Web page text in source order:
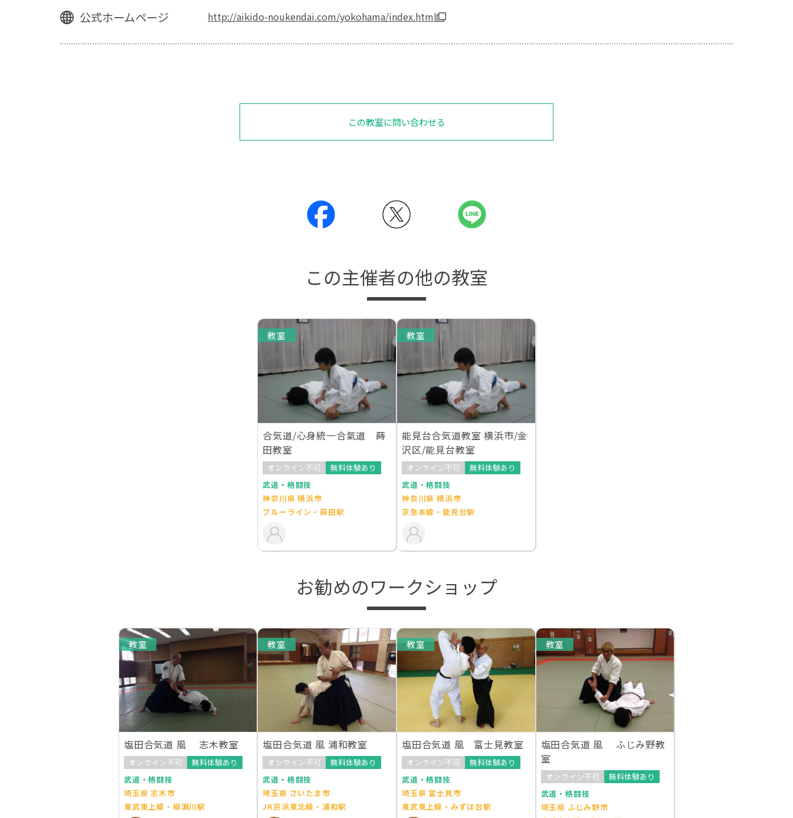
公式ホームページ http://aikido-noukendai.com/yokohama/index.html
この教室に問い合わせる
この主催者の他の教室
教室
合気道/心身統一合氣道 蒔
田教室
オンライン不可
無料体験あり
武道・格闘技
神奈川県 横浜市
ブルーライン・蒔田駅
教室
能見台合気道教室 横浜市/金
沢区/能見台教室
オンライン不可
無料体験あり
武道・格闘技
神奈川県 横浜市
京急本線・能見台駅
お勧めのワークショップ
教室
塩田合気道 風 志木教室
オンライン不可
無料体験あり
武道・格闘技
埼玉県 志木市
東武東上線・柳瀬川駅
教室
塩田合気道 風 浦和教室
オンライン不可
無料体験あり
武道・格闘技
埼玉県 さいたま市
JR京浜東北線・浦和駅
教室
塩田合気道 風 富士見教室
オンライン不可
無料体験あり
武道・格闘技
埼玉県 富士見市
東武東上線・みずほ台駅
教室
塩田合気道 風 ふじみ野教
室
オンライン不可
無料体験あり
武道・格闘技
埼玉県 ふじみ野市